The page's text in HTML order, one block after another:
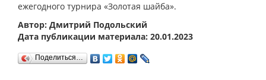
ежегодного турнира «Золотая шайба».
Автор: Дмитрий Подольский
Дата публикации материала: 20.01.2023
Поделиться…